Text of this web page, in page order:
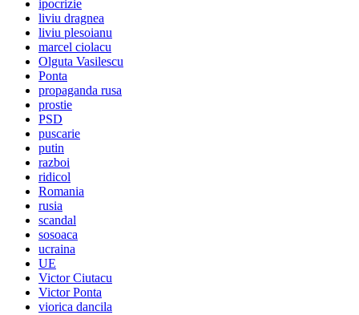
ipocrizie
liviu dragnea
liviu plesoianu
marcel ciolacu
Olguta Vasilescu
Ponta
propaganda rusa
prostie
PSD
puscarie
putin
razboi
ridicol
Romania
rusia
scandal
sosoaca
ucraina
UE
Victor Ciutacu
Victor Ponta
viorica dancila